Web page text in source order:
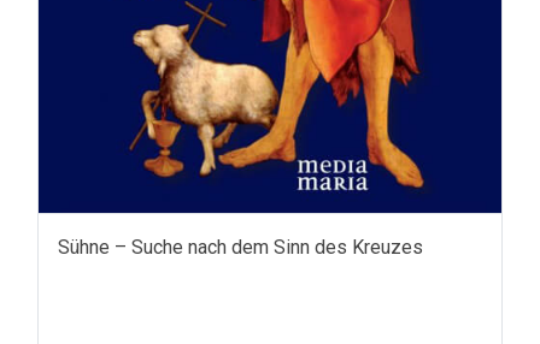
Sühne – Suche nach dem Sinn des Kreuzes